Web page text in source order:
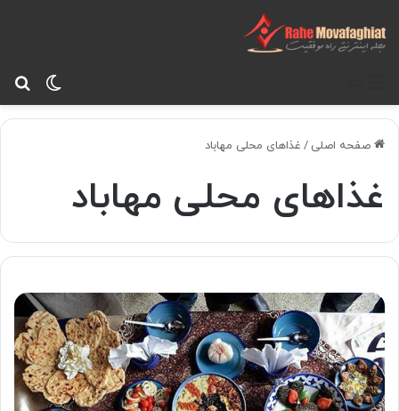
صفحه اصلی / غذاهای محلی مهاباد
غذاهای محلی مهاباد